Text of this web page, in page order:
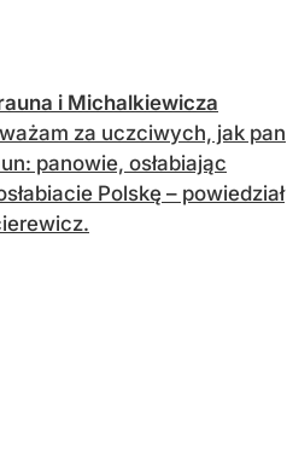
i Michalkiewicza
za uczciwych, jak pan
panowie, osłabiając
Polskę – powiedział